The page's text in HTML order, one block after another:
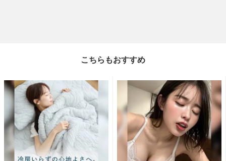
こちらもおすすめ